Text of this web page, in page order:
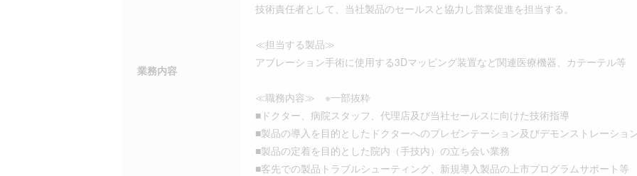
業務内容
技術責任者として、当社製品のセールスと協力し営業促進を担当する。
≪担当する製品≫
アブレーション手術に使用する3Dマッピング装置など関連医療機器、カテーテル等
≪職務内容≫ ※一部抜粋
■ドクター、病院スタッフ、代理店及び当社セールスに向けた技術指導
■製品の導入を目的としたドクターへのプレゼンテーション及びデモンストレーショ
■製品の定着を目的とした院内（手技内）の立ち会い業務
■客先での製品トラブルシューティング、新規導入製品の上市プログラムサポート等